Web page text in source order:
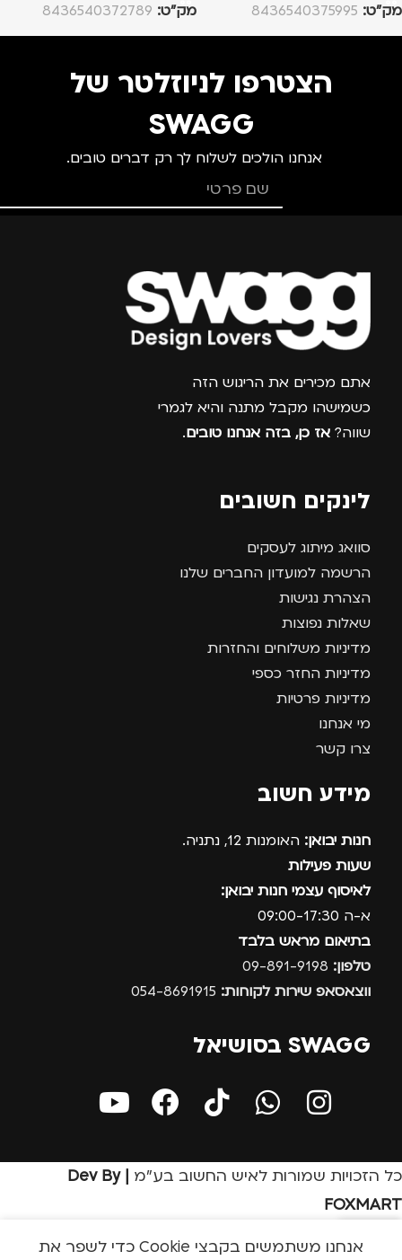
מק”ט: 8436540375995 מק”ט: 8436540372789
הצטרפו לניוזלטר של
SWAGG
אנחנו הולכים לשלוח לך רק דברים טובים.
צרפו אותי למועדון
אתם מכירים את הריגוש הזה
כשמישהו מקבל מתנה והיא לגמרי
שווה? אז כן, בזה אנחנו טובים.
לינקים חשובים
סוואג מיתוג לעסקים
הרשמה למועדון החברים שלנו
הצהרת נגישות
שאלות נפוצות
מדיניות משלוחים והחזרות
מדיניות החזר כספי
מדיניות פרטיות
מי אנחנו
צרו קשר
מידע חשוב
חנות יבואן: האומנות 12, נתניה.
שעות פעילות
לאיסוף עצמי חנות יבואן:
א-ה 09:00-17:30
בתיאום מראש בלבד
טלפון:
ווצאסאפ שירות לקוחות:
SWAGG בסושיאל
כל הזכויות שמורות לאיש החשוב בע״מ
| Dev By
FOXMART
אנחנו משתמשים בקבצי Cookie כדי לשפר את שירות לקוחות
חנות